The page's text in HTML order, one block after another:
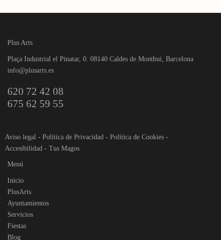
Plus Arts
Plaça Industrial el Pinatar, 0. 08140 Caldes de Montbui, Barcelona
info@plusarts.es
620 72 42 08
675 62 59 55
Aviso legal - Política de Privacidad - Política de Cookies -
Accesibilidad - Tus Magos
Menú
Inicio
PlusArts
Ayuntamientos
Servicios
Fiestas
Blog